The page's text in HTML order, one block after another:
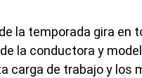
la temporada gira en
la conductora y
carga de trabajo y los